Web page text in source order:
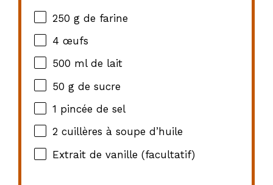
250 g de farine
4 œufs
500 ml de lait
50 g de sucre
1 pincée de sel
2 cuillères à soupe d’huile
Extrait de vanille (facultatif)